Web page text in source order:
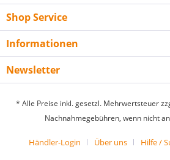
Shop Service
Informationen
Newsletter
* Alle Preise inkl. gesetzl. Mehrwertsteuer
Nachnahmegebühren, wenn nicht
Händler-Login Über uns Hilfe /